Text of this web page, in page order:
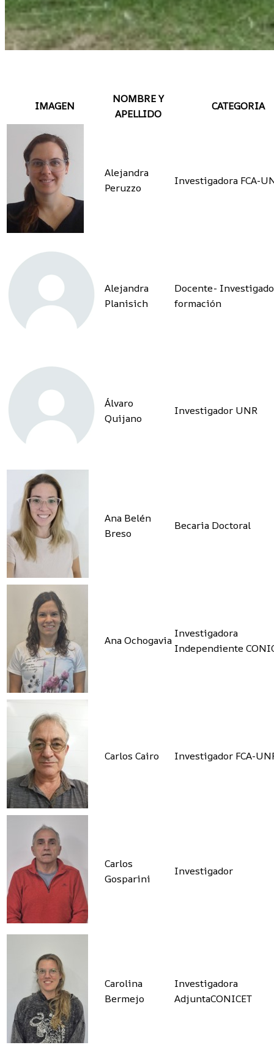
IMAGEN
NOMBRE Y
APELLIDO
CATEGORIA
Alejandra
Peruzzo
Investigadora FCA-
Alejandra
Planisich
Docente-
formación
Álvaro
Quijano
Investigador UNR
Ana Belén
Breso
Becaria Doctoral
Ana Ochogavia
Investigadora
Independiente
Carlos Cairo Investigador FCA-
Carlos
Gosparini
Investigador
Carolina
Bermejo
Investigadora
AdjuntaCONICET